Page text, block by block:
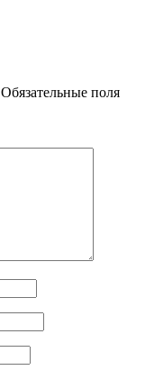
Обязательные поля